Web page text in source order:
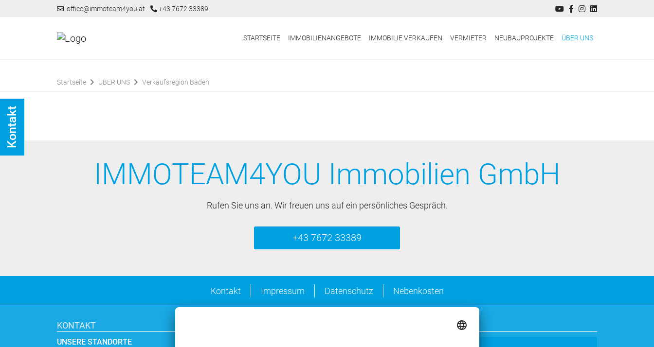
office@immoteam4you.at +43 7672 33389
STARTSEITE IMMOBILIENANGEBOTE IMMOBILIE VERKAUFEN VERMIETER NEUBAUPROJEKTE ÜBER UNS
Startseite ÜBER UNS Verkaufsregion Baden
IMMOTEAM4YOU Immobilien GmbH
Rufen Sie uns an. Wir freuen uns auf ein persönliches Gespräch.
+43 7672 33389
Kontakt Impressum Datenschutz Nebenkosten
KONTAKT
UNSERE STANDORTE
Kontakt